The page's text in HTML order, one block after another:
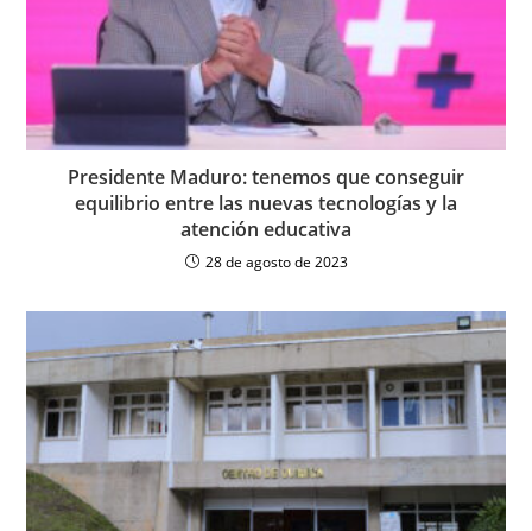
Presidente Maduro: tenemos que conseguir
equilibrio entre las nuevas tecnologías y la
atención educativa
28 de agosto de 2023